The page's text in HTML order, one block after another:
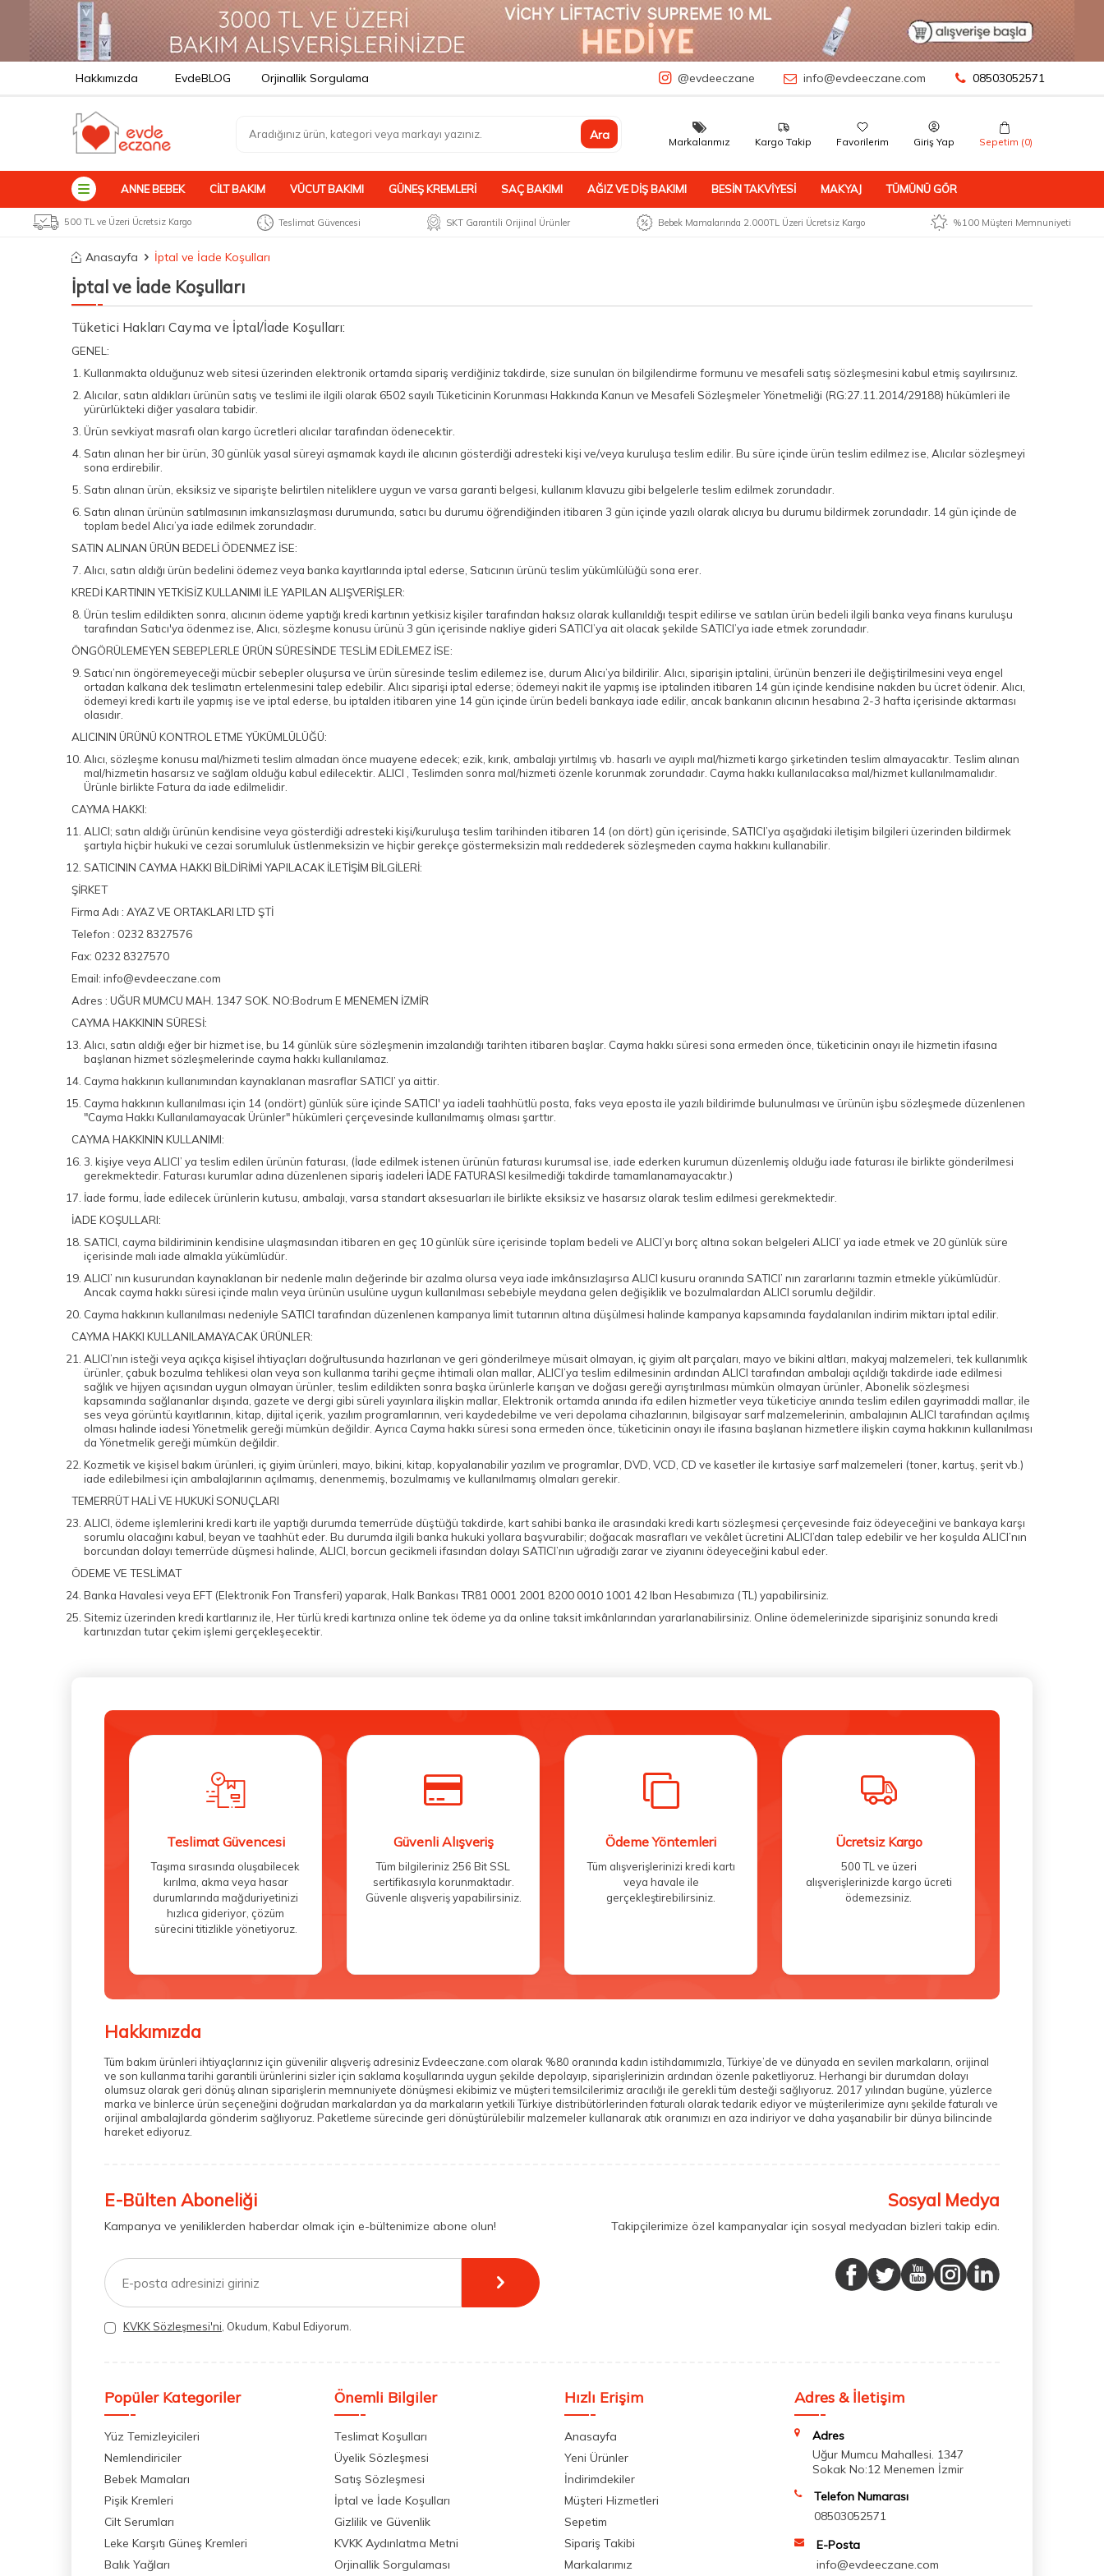
Hakkımızda EvdeBLOG Orjinallik Sorgulama @evdeeczane info@evdeeczane.com 08503052571
Ara Markalarımız Kargo Takip Favorilerim Giriş Yap Sepetim (0)
ANNE BEBEK CILT BAKIM VÜCUT BAKIMI GÜNEŞ KREMLERI SAÇ BAKIMI AĞIZ VE DIŞ BAKIMI BESIN TAKVIYESI MAKYAJ TÜMÜNÜ GÖR
500 TL ve Üzeri Ücretsiz Kargo Teslimat Güvencesi SKT Garantili Orijinal Ürünler Bebek Mamalarında 2.000TL Üzeri Ücretsiz Kargo %100 Müşteri Memnuniyeti
Anasayfa İptal ve İade Koşulları
İptal ve İade Koşulları
Tüketici Hakları Cayma ve İptal/İade Koşulları:
GENEL:
Kullanmakta olduğunuz web sitesi üzerinden elektronik ortamda sipariş verdiğiniz takdirde, size sunulan ön bilgilendirme formunu ve mesafeli satış sözleşmesini kabul etmiş sayılırsınız.
Alıcılar, satın aldıkları ürünün satış ve teslimi ile ilgili olarak 6502 sayılı Tüketicinin Korunması Hakkında Kanun ve Mesafeli Sözleşmeler Yönetmeliği (RG:27.11.2014/29188) hükümleri ile
yürürlükteki diğer yasalara tabidir.
Ürün sevkiyat masrafı olan kargo ücretleri alıcılar tarafından ödenecektir.
Satın alınan her bir ürün, 30 günlük yasal süreyi aşmamak kaydı ile alıcının gösterdiği adresteki kişi ve/veya kuruluşa teslim edilir. Bu süre içinde ürün teslim edilmez ise, Alıcılar sözleşmeyi
sona erdirebilir.
Satın alınan ürün, eksiksiz ve siparişte belirtilen niteliklere uygun ve varsa garanti belgesi, kullanım klavuzu gibi belgelerle teslim edilmek zorundadır.
Satın alınan ürünün satılmasının imkansızlaşması durumunda, satıcı bu durumu öğrendiğinden itibaren 3 gün içinde yazılı olarak alıcıya bu durumu bildirmek zorundadır. 14 gün içinde de
toplam bedel Alıcı’ya iade edilmek zorundadır.
SATIN ALINAN ÜRÜN BEDELİ ÖDENMEZ İSE:
Alıcı, satın aldığı ürün bedelini ödemez veya banka kayıtlarında iptal ederse, Satıcının ürünü teslim yükümlülüğü sona erer.
KREDİ KARTININ YETKİSİZ KULLANIMI İLE YAPILAN ALIŞVERİŞLER:
Ürün teslim edildikten sonra, alıcının ödeme yaptığı kredi kartının yetkisiz kişiler tarafından haksız olarak kullanıldığı tespit edilirse ve satılan ürün bedeli ilgili banka veya finans kuruluşu
tarafından Satıcı'ya ödenmez ise, Alıcı, sözleşme konusu ürünü 3 gün içerisinde nakliye gideri SATICI’ya ait olacak şekilde SATICI’ya iade etmek zorundadır.
ÖNGÖRÜLEMEYEN SEBEPLERLE ÜRÜN SÜRESİNDE TESLİM EDİLEMEZ İSE:
Satıcı’nın öngöremeyeceği mücbir sebepler oluşursa ve ürün süresinde teslim edilemez ise, durum Alıcı’ya bildirilir. Alıcı, siparişin iptalini, ürünün benzeri ile değiştirilmesini veya engel
ortadan kalkana dek teslimatın ertelenmesini talep edebilir. Alıcı siparişi iptal ederse; ödemeyi nakit ile yapmış ise iptalinden itibaren 14 gün içinde kendisine nakden bu ücret ödenir. Alıcı,
ödemeyi kredi kartı ile yapmış ise ve iptal ederse, bu iptalden itibaren yine 14 gün içinde ürün bedeli bankaya iade edilir, ancak bankanın alıcının hesabına 2-3 hafta içerisinde aktarması
olasıdır.
ALICININ ÜRÜNÜ KONTROL ETME YÜKÜMLÜLÜĞÜ:
Alıcı, sözleşme konusu mal/hizmeti teslim almadan önce muayene edecek; ezik, kırık, ambalajı yırtılmış vb. hasarlı ve ayıplı mal/hizmeti kargo şirketinden teslim almayacaktır. Teslim alınan
mal/hizmetin hasarsız ve sağlam olduğu kabul edilecektir. ALICI , Teslimden sonra mal/hizmeti özenle korunmak zorundadır. Cayma hakkı kullanılacaksa mal/hizmet kullanılmamalıdır.
Ürünle birlikte Fatura da iade edilmelidir.
CAYMA HAKKI:
ALICI; satın aldığı ürünün kendisine veya gösterdiği adresteki kişi/kuruluşa teslim tarihinden itibaren 14 (on dört) gün içerisinde, SATICI’ya aşağıdaki iletişim bilgileri üzerinden bildirmek
şartıyla hiçbir hukuki ve cezai sorumluluk üstlenmeksizin ve hiçbir gerekçe göstermeksizin malı reddederek sözleşmeden cayma hakkını kullanabilir.
SATICININ CAYMA HAKKI BİLDİRİMİ YAPILACAK İLETİŞİM BİLGİLERİ:
ŞİRKET
Firma Adı : AYAZ VE ORTAKLARI LTD ŞTİ
Telefon : 0232 8327576
Fax: 0232 8327570
Email: info@evdeeczane.com
Adres : UĞUR MUMCU MAH. 1347 SOK. NO:Bodrum E MENEMEN İZMİR
CAYMA HAKKININ SÜRESİ:
Alıcı, satın aldığı eğer bir hizmet ise, bu 14 günlük süre sözleşmenin imzalandığı tarihten itibaren başlar. Cayma hakkı süresi sona ermeden önce, tüketicinin onayı ile hizmetin ifasına
başlanan hizmet sözleşmelerinde cayma hakkı kullanılamaz.
Cayma hakkının kullanımından kaynaklanan masraflar SATICI’ ya aittir.
Cayma hakkının kullanılması için 14 (ondört) günlük süre içinde SATICI' ya iadeli taahhütlü posta, faks veya eposta ile yazılı bildirimde bulunulması ve ürünün işbu sözleşmede düzenlenen
"Cayma Hakkı Kullanılamayacak Ürünler" hükümleri çerçevesinde kullanılmamış olması şarttır.
CAYMA HAKKININ KULLANIMI:
3. kişiye veya ALICI’ ya teslim edilen ürünün faturası, (İade edilmek istenen ürünün faturası kurumsal ise, iade ederken kurumun düzenlemiş olduğu iade faturası ile birlikte gönderilmesi
gerekmektedir. Faturası kurumlar adına düzenlenen sipariş iadeleri İADE FATURASI kesilmediği takdirde tamamlanamayacaktır.)
İade formu, İade edilecek ürünlerin kutusu, ambalajı, varsa standart aksesuarları ile birlikte eksiksiz ve hasarsız olarak teslim edilmesi gerekmektedir.
İADE KOŞULLARI:
SATICI, cayma bildiriminin kendisine ulaşmasından itibaren en geç 10 günlük süre içerisinde toplam bedeli ve ALICI’yı borç altına sokan belgeleri ALICI’ ya iade etmek ve 20 günlük süre
içerisinde malı iade almakla yükümlüdür.
ALICI’ nın kusurundan kaynaklanan bir nedenle malın değerinde bir azalma olursa veya iade imkânsızlaşırsa ALICI kusuru oranında SATICI’ nın zararlarını tazmin etmekle yükümlüdür.
Ancak cayma hakkı süresi içinde malın veya ürünün usulüne uygun kullanılması sebebiyle meydana gelen değişiklik ve bozulmalardan ALICI sorumlu değildir.
Cayma hakkının kullanılması nedeniyle SATICI tarafından düzenlenen kampanya limit tutarının altına düşülmesi halinde kampanya kapsamında faydalanılan indirim miktarı iptal edilir.
CAYMA HAKKI KULLANILAMAYACAK ÜRÜNLER:
ALICI’nın isteği veya açıkça kişisel ihtiyaçları doğrultusunda hazırlanan ve geri gönderilmeye müsait olmayan, iç giyim alt parçaları, mayo ve bikini altları, makyaj malzemeleri, tek kullanımlık
ürünler, çabuk bozulma tehlikesi olan veya son kullanma tarihi geçme ihtimali olan mallar, ALICI’ya teslim edilmesinin ardından ALICI tarafından ambalajı açıldığı takdirde iade edilmesi
sağlık ve hijyen açısından uygun olmayan ürünler, teslim edildikten sonra başka ürünlerle karışan ve doğası gereği ayrıştırılması mümkün olmayan ürünler, Abonelik sözleşmesi
kapsamında sağlananlar dışında, gazete ve dergi gibi süreli yayınlara ilişkin mallar, Elektronik ortamda anında ifa edilen hizmetler veya tüketiciye anında teslim edilen gayrimaddi mallar, ile
ses veya görüntü kayıtlarının, kitap, dijital içerik, yazılım programlarının, veri kaydedebilme ve veri depolama cihazlarının, bilgisayar sarf malzemelerinin, ambalajının ALICI tarafından açılmış
olması halinde iadesi Yönetmelik gereği mümkün değildir. Ayrıca Cayma hakkı süresi sona ermeden önce, tüketicinin onayı ile ifasına başlanan hizmetlere ilişkin cayma hakkının kullanılması
da Yönetmelik gereği mümkün değildir.
Kozmetik ve kişisel bakım ürünleri, iç giyim ürünleri, mayo, bikini, kitap, kopyalanabilir yazılım ve programlar, DVD, VCD, CD ve kasetler ile kırtasiye sarf malzemeleri (toner, kartuş, şerit vb.)
iade edilebilmesi için ambalajlarının açılmamış, denenmemiş, bozulmamış ve kullanılmamış olmaları gerekir.
TEMERRÜT HALİ VE HUKUKİ SONUÇLARI
ALICI, ödeme işlemlerini kredi kartı ile yaptığı durumda temerrüde düştüğü takdirde, kart sahibi banka ile arasındaki kredi kartı sözleşmesi çerçevesinde faiz ödeyeceğini ve bankaya karşı
sorumlu olacağını kabul, beyan ve taahhüt eder. Bu durumda ilgili banka hukuki yollara başvurabilir; doğacak masrafları ve vekâlet ücretini ALICI’dan talep edebilir ve her koşulda ALICI’nın
borcundan dolayı temerrüde düşmesi halinde, ALICI, borcun gecikmeli ifasından dolayı SATICI’nın uğradığı zarar ve ziyanını ödeyeceğini kabul eder.
ÖDEME VE TESLİMAT
Banka Havalesi veya EFT (Elektronik Fon Transferi) yaparak, Halk Bankası TR81 0001 2001 8200 0010 1001 42 Iban Hesabımıza (TL) yapabilirsiniz.
Sitemiz üzerinden kredi kartlarınız ile, Her türlü kredi kartınıza online tek ödeme ya da online taksit imkânlarından yararlanabilirsiniz. Online ödemelerinizde siparişiniz sonunda kredi
kartınızdan tutar çekim işlemi gerçekleşecektir.
Teslimat Güvencesi
Taşıma sırasında oluşabilecek
kırılma, akma veya hasar
durumlarında mağduriyetinizi
hızlıca gideriyor, çözüm
sürecini titizlikle yönetiyoruz.
Güvenli Alışveriş
Tüm bilgileriniz 256 Bit SSL
sertifikasıyla korunmaktadır.
Güvenle alışveriş yapabilirsiniz.
Ödeme Yöntemleri
Tüm alışverişlerinizi kredi kartı
veya havale ile
gerçekleştirebilirsiniz.
Ücretsiz Kargo
500 TL ve üzeri
alışverişlerinizde kargo ücreti
ödemezsiniz.
Hakkımızda
Tüm bakım ürünleri ihtiyaçlarınız için güvenilir alışveriş adresiniz Evdeeczane.com olarak %80 oranında kadın istihdamımızla, Türkiye’de ve dünyada en sevilen markaların, orijinal
ve son kullanma tarihi garantili ürünlerini sizler için saklama koşullarında uygun şekilde depolayıp, siparişlerinizin ardından özenle paketliyoruz. Herhangi bir durumdan dolayı
olumsuz olarak geri dönüş alınan siparişlerin memnuniyete dönüşmesi ekibimiz ve müşteri temsilcilerimiz aracılığı ile gerekli tüm desteği sağlıyoruz. 2017 yılından bugüne, yüzlerce
marka ve binlerce ürün seçeneğini doğrudan markalardan ya da markaların yetkili Türkiye distribütörlerinden faturalı olarak tedarik ediyor ve müşterilerimize aynı şekilde faturalı ve
orijinal ambalajlarda gönderim sağlıyoruz. Paketleme sürecinde geri dönüştürülebilir malzemeler kullanarak atık oranımızı en aza indiriyor ve daha yaşanabilir bir dünya bilincinde
hareket ediyoruz.
E-Bülten Aboneliği
Kampanya ve yeniliklerden haberdar olmak için e-bültenimize abone olun!
KVKK Sözleşmesi'ni , Okudum, Kabul Ediyorum.
Sosyal Medya
Takipçilerimize özel kampanyalar için sosyal medyadan bizleri takip edin.
Popüler Kategoriler
Yüz Temizleyicileri
Nemlendiriciler
Bebek Mamaları
Pişik Kremleri
Cilt Serumları
Leke Karşıtı Güneş Kremleri
Balık Yağları
Önemli Bilgiler
Teslimat Koşulları
Üyelik Sözleşmesi
Satış Sözleşmesi
İptal ve İade Koşulları
Gizlilik ve Güvenlik
KVKK Aydınlatma Metni
Orjinallik Sorgulaması
Hızlı Erişim
Anasayfa
Yeni Ürünler
İndirimdekiler
Müşteri Hizmetleri
Sepetim
Sipariş Takibi
Markalarımız
Adres & İletişim
Adres
Uğur Mumcu Mahallesi. 1347
Sokak No:12 Menemen İzmir
Telefon Numarası
08503052571
E-Posta
info@evdeeczane.com